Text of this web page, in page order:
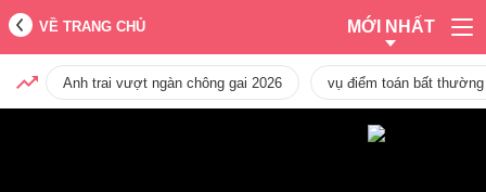
VỀ TRANG CHỦ MỚI NHẤT
Anh trai vượt ngàn chông gai 2026 vụ điểm toán bất